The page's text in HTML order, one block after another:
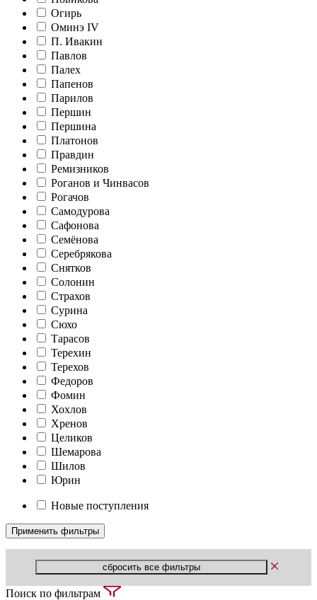
Огирь
Оминэ IV
П. Ивакин
Павлов
Палех
Папенов
Парилов
Першин
Першина
Платонов
Правдин
Ремизников
Роганов и Чинвасов
Рогачов
Самодурова
Сафонова
Семёнова
Серебрякова
Снятков
Солонин
Страхов
Сурина
Сюхо
Тарасов
Терехин
Терехов
Федоров
Фомин
Хохлов
Хренов
Целиков
Шемарова
Шилов
Юрин
Новые поступления
Поиск по фильтрам